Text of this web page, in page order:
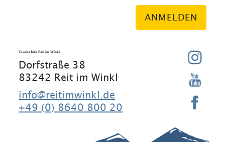
ANMELDEN
Tourist Info Reit im Winkl
Dorfstraße 38
83242 Reit im Winkl
info@reitimwinkl.de
+49 (0) 8640 800 20